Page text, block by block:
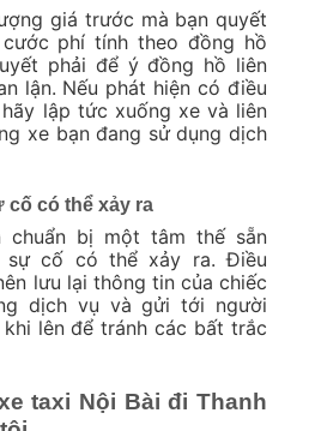
giá trước mà bạn quyết
phí tính theo đồng hồ
phải để ý đồng hồ liên
lận. Nếu phát hiện có điều
lập tức xuống xe và liên
xe bạn đang sử dụng dịch
cố có thể xảy ra
chuẩn bị một tâm thế sẵn
sự cố có thể xảy ra. Điều
lưu lại thông tin của chiếc
dịch vụ và gửi tới người
lên để tránh các bất trắc
taxi Nội Bài đi Thanh